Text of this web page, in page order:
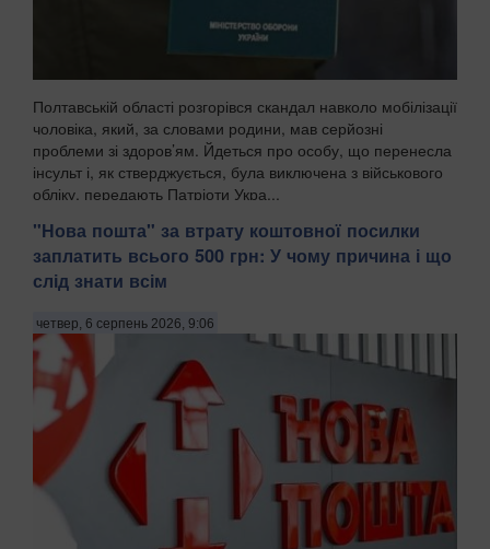
Полтавській області розгорівся скандал навколо мобілізації
чоловіка, який, за словами родини, мав серйозні
проблеми зі здоров’ям. Йдеться про особу, що перенесла
інсульт і, як стверджується, була виключена з військового
обліку, передають Патріоти Укра...
"Нова пошта" за втрату коштовної посилки
заплатить всього 500 грн: У чому причина і що
слід знати всім
четвер, 6 серпень 2026, 9:06